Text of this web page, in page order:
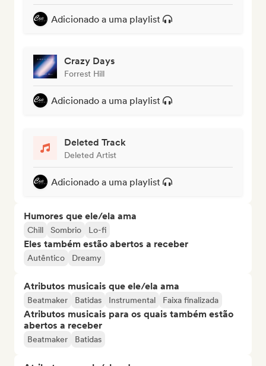
Adicionado a uma playlist
Crazy Days
Forrest Hill
Adicionado a uma playlist
Deleted Track
Deleted Artist
Adicionado a uma playlist
Humores que ele/ela ama
Chill Sombrio Lo-fi
Eles também estão abertos a receber
Autêntico Dreamy
Atributos musicais que ele/ela ama
Beatmaker Batidas Instrumental Faixa finalizada
Atributos musicais para os quais também estão
abertos a receber
Beatmaker Batidas